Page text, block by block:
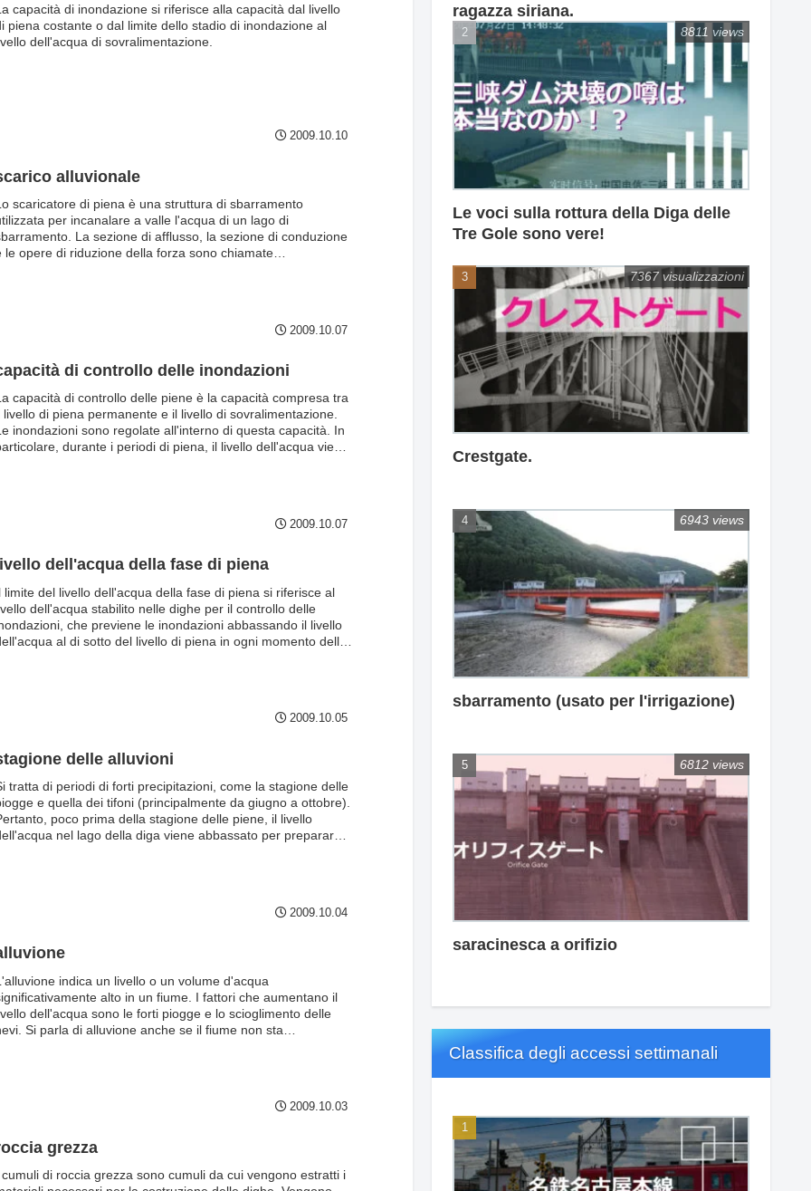
capacità di inondazione si riferisce alla capacità dal livello
piena costante o dal limite dello stadio di inondazione al
dell'acqua di sovralimentazione.
2009.10.10
alluvionale
scaricatore di piena è una struttura di sbarramento
per incanalare a valle l'acqua di un lago di
La sezione di afflusso, la sezione di conduzione
le opere di riduzione della forza sono chiamate
sono chiamati anche scarichi di piena a gloria mattutina o
nel lago della diga e le loro bocche assomigliano a
glorie mattutine, ma il nome ufficiale è tateko-gata-kozu-baki.
2009.10.07
di controllo delle inondazioni
capacità di controllo delle piene è la capacità compresa tra
livello di piena permanente e il livello di sovralimentazione.
inondazioni sono regolate all'interno di questa capacità. In
durante i periodi di piena, il livello dell'acqua viene
2009.10.07
livello dell'acqua della fase di piena
limite del livello dell'acqua della fase di piena si riferisce al
dell'acqua stabilito nelle dighe per il controllo delle
che previene le inondazioni abbassando il livello
al di sotto del livello di piena in ogni momento della
2009.10.05
delle alluvioni
tratta di periodi di forti precipitazioni, come la stagione delle
e quella dei tifoni (principalmente da giugno a ottobre).
poco prima della stagione delle piene, il livello
nel lago della diga viene abbassato per prepararsi
al 10 ottobre, la diga di Ren nella prefettura di Mie è aperta
Miyagi dal 1° luglio al 30 settembre.
2009.10.04
indica un livello o un volume d'acqua
alto in un fiume. I fattori che aumentano il
dell'acqua sono le forti piogge e lo scioglimento delle
Si parla di alluvione anche se il fiume non sta
allerta, che è la base per emettere un avviso di alluvione.
2009.10.03
grezza
cumuli di roccia grezza sono cumuli da cui vengono estratti i
ragazza siriana.
Le voci sulla rottura della Diga delle
Tre Gole sono vere!
8811 views
Crestgate.
7367 visualizzazioni
sbarramento (usato per l'irrigazione)
6943 views
saracinesca a orifizio
6812 views
Classifica degli accessi settimanali